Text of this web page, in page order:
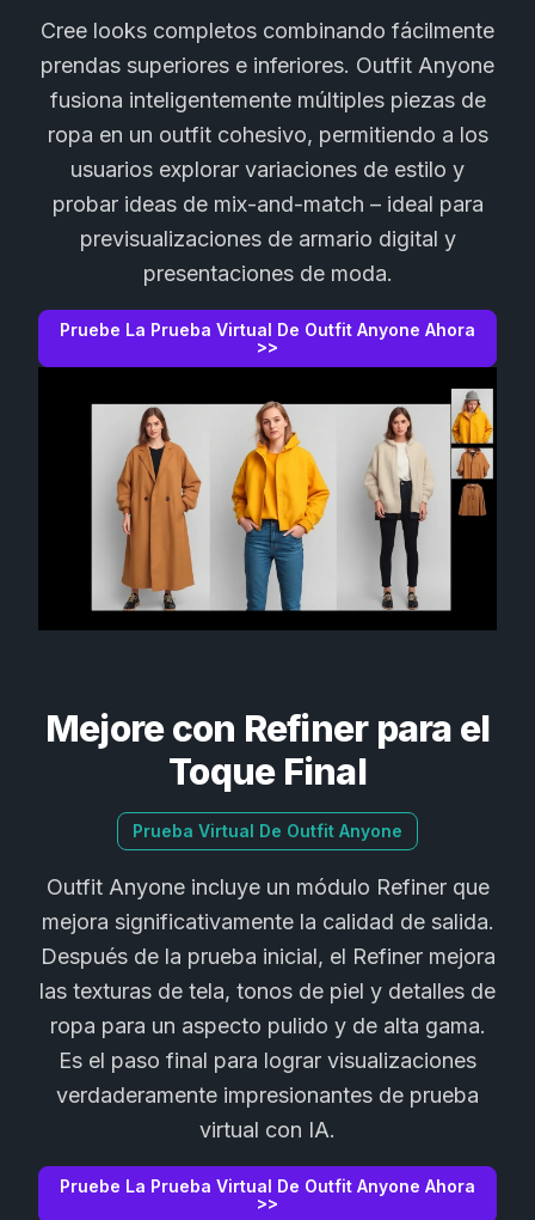
Cree looks completos combinando fácilmente
prendas superiores e inferiores. Outfit Anyone
fusiona inteligentemente múltiples piezas de
ropa en un outfit cohesivo, permitiendo a los
usuarios explorar variaciones de estilo y
probar ideas de mix-and-match – ideal para
previsualizaciones de armario digital y
presentaciones de moda.
Pruebe La Prueba Virtual De Outfit Anyone Ahora
>>
Mejore con Refiner para el
Toque Final
Prueba Virtual De Outfit Anyone
Outfit Anyone incluye un módulo Refiner que
mejora significativamente la calidad de salida.
Después de la prueba inicial, el Refiner mejora
las texturas de tela, tonos de piel y detalles de
ropa para un aspecto pulido y de alta gama.
Es el paso final para lograr visualizaciones
verdaderamente impresionantes de prueba
virtual con IA.
Pruebe La Prueba Virtual De Outfit Anyone Ahora
>>